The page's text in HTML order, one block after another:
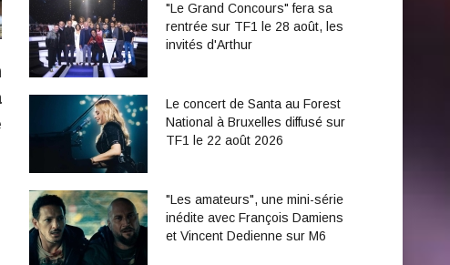
"Le Grand Concours" fera sa
rentrée sur TF1 le 28 août, les
invités d'Arthur
Le concert de Santa au Forest
National à Bruxelles diffusé sur
TF1 le 22 août 2026
"Les amateurs", une mini-série
inédite avec François Damiens
et Vincent Dedienne sur M6